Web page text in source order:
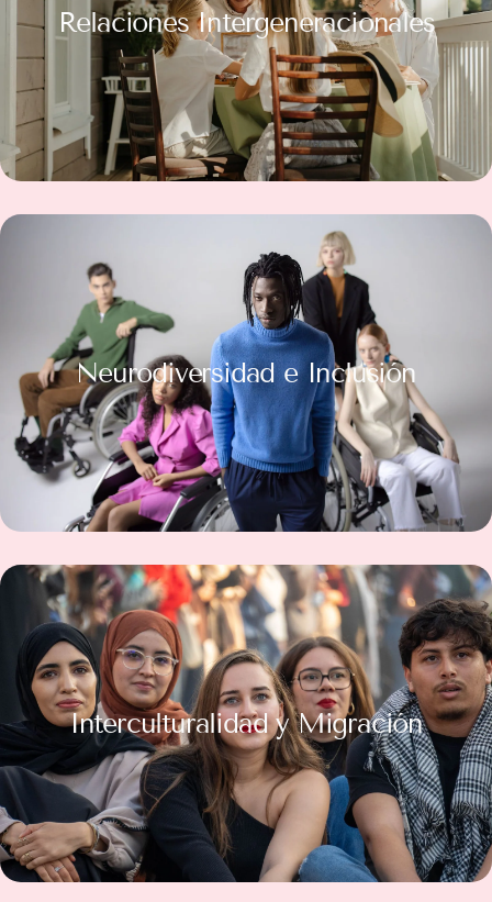
Relaciones Intergeneracionales
Neurodiversidad e Inclusión
Interculturalidad y Migración